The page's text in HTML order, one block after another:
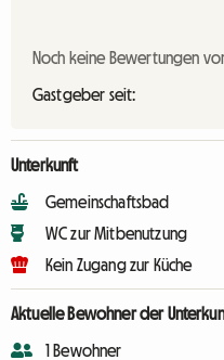
Noch keine Bewertungen
Gastgeber seit:
Unterkunft
Gemeinschaftsbad
WC zur Mitbenutzung
Kein Zugang zur Küche
Aktuelle Bewohner der
1 Bewohner